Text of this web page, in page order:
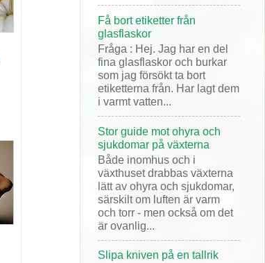
Få bort etiketter från
glasflaskor
Fråga : Hej. Jag har en del
fina glasflaskor och burkar
som jag försökt ta bort
etiketterna från. Har lagt dem
i varmt vatten...
Stor guide mot ohyra och
sjukdomar på växterna
Både inomhus och i
växthuset drabbas växterna
lätt av ohyra och sjukdomar,
särskilt om luften är varm
och torr - men också om det
är ovanlig...
Slipa kniven på en tallrik